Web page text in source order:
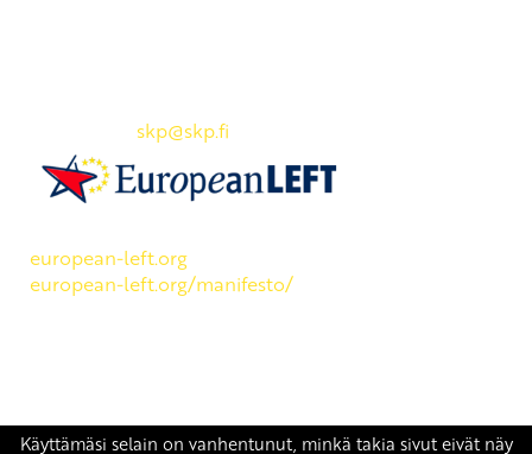
skp@skp.fi
european-left.org
european-left.org/manifesto/